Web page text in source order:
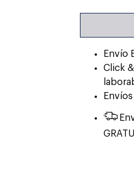
Envío
Click